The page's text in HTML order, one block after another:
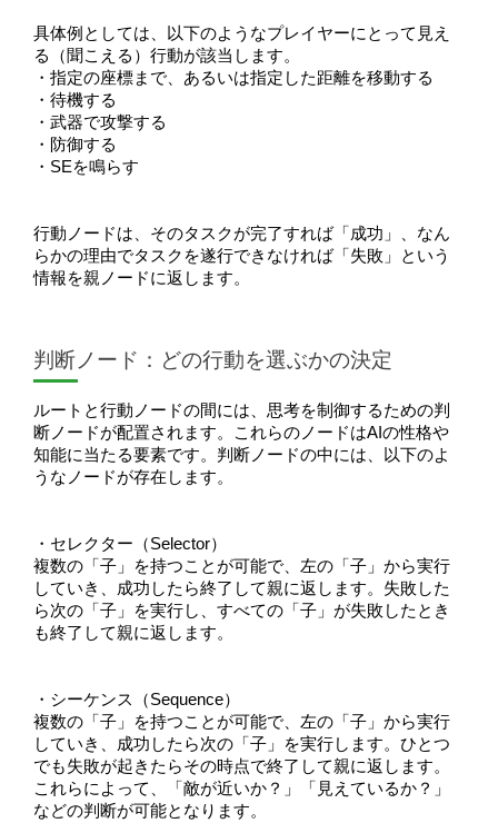
具体例としては、以下のようなプレイヤーにとって見え
る（聞こえる）行動が該当します。
・指定の座標まで、あるいは指定した距離を移動する
・待機する
・武器で攻撃する
・防御する
・SEを鳴らす
行動ノードは、そのタスクが完了すれば「成功」、なん
らかの理由でタスクを遂行できなければ「失敗」という
情報を親ノードに返します。
判断ノード：どの行動を選ぶかの決定
ルートと行動ノードの間には、思考を制御するための判
断ノードが配置されます。これらのノードはAIの性格や
知能に当たる要素です。判断ノードの中には、以下のよ
うなノードが存在します。
・セレクター（Selector）
複数の「子」を持つことが可能で、左の「子」から実行
していき、成功したら終了して親に返します。失敗した
ら次の「子」を実行し、すべての「子」が失敗したとき
も終了して親に返します。
・シーケンス（Sequence）
複数の「子」を持つことが可能で、左の「子」から実行
していき、成功したら次の「子」を実行します。ひとつ
でも失敗が起きたらその時点で終了して親に返します。
これらによって、「敵が近いか？」「見えているか？」
などの判断が可能となります。